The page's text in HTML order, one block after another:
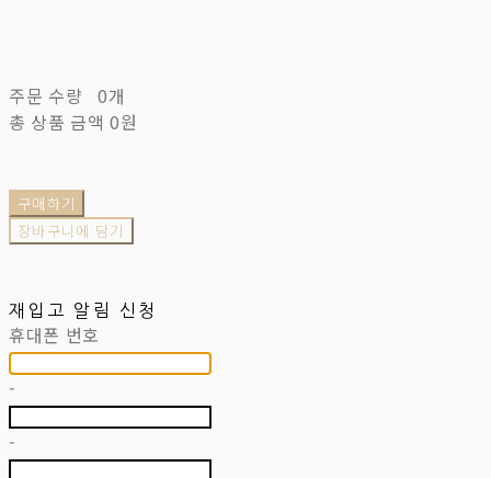
주문 수량
0개
총 상품 금액 0원
구매하기
장바구니에 담기
재입고 알림 신청
휴대폰 번호
-
-